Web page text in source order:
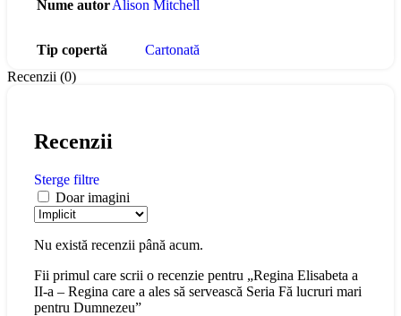
Nume autorAlison Mitchell
Tip copertă
Cartonată
Recenzii (0)
Recenzii
Sterge filtre
Doar imagini
Nu există recenzii până acum.
Fii primul care scrii o recenzie pentru „Regina Elisabeta a
II-a – Regina care a ales să servească Seria Fă lucruri mari
pentru Dumnezeu”